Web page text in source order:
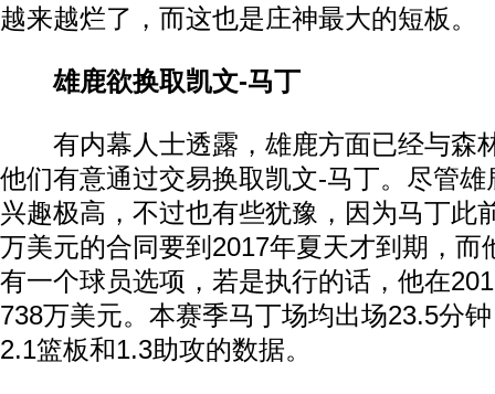
越来越烂了，而这也是庄神最大的短板。
雄鹿欲换取凯文-马丁
有内幕人士透露，雄鹿方面已经与森
他们有意通过交易换取凯文-马丁。尽管
兴趣极高，不过也有些犹豫，因为马丁此
万美元的合同要到2017年夏天才到期，而
有一个球员选项，若是执行的话，他在
738万美元。本赛季马丁场均出场23.5分
2.1篮板和1.3助攻的数据。